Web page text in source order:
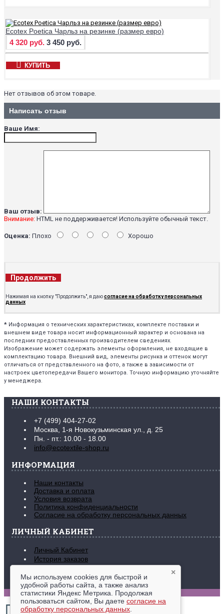
Ecotex Poetica Чарльз на резинке (размер евро)
4 320 руб. 3 450 руб.
КУПИТЬ
Нет отзывов об этом товаре.
Написать отзыв
Ваше Имя:
Ваш отзыв:
Внимание: HTML не поддерживается! Используйте обычный текст.
Оценка: Плохо Хорошо
Продолжить
Нажимая на кнопку "Продолжить", я даюсогласие на обработку персональных
данных
* Информация о технических характеристиках, комплекте поставки и
внешнем виде товара носит информационный характер и основана на
последних предоставленных производителем сведениях.
Изображение может содержать элементы оформления, не входящие в
комплектацию товара. Внешний вид, элементы рисунка и оттенок могут
отличаться от представленного на фото, а также в зависимости от
настроек цветопередачи Вашего монитора. Точную информацию уточняйте
у менеджера.
НАШИ КОНТАКТЫ
+7 (499) 404-27-02
Москва, 1-я Новокузьминская ул., д. 25
Пн. - пт.: 10.00 - 18.00
info@ecotextile-shop.ru
ИНФОРМАЦИЯ
Наши контакты
Доставка и оплата
Условия возврата
Политика конфиденциальности
Согласие на обработку персональных данных
ЛИЧНЫЙ КАБИНЕТ
Личный Кабинет
История заказов
Закладки (0)
Рассылка новостей
www.ecotextile-shop.ru © 2016-2026
×
Мы используем cookies для быстрой и
удобной работы сайта, а также анализ
статистики Яндекс Метрика. Продолжая
пользоваться сайтом, Вы даете согласие на
обработку персональных данных